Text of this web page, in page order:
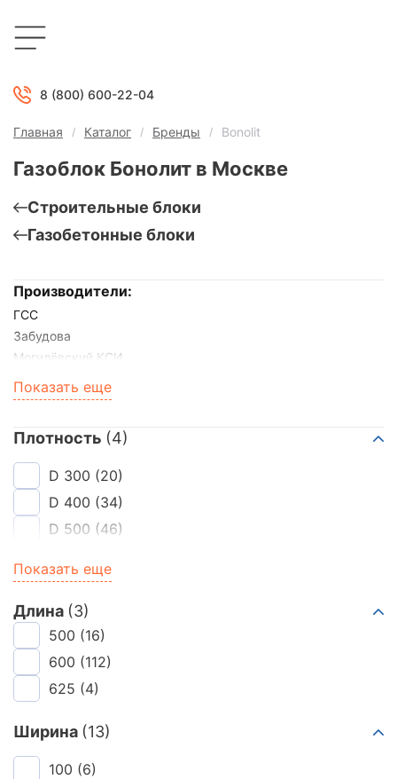
8 (800) 600-22-04
Главная Каталог Бренды Bonolit
Газоблок Бонолит в Москве
Строительные блоки
Газобетонные блоки
Производители:
ГСС
Забудова
Могилёвский КСИ
БЦК
ВК Блок
Иваново
Калужский газобетон Sibel
ЛСР
Poritep
Показать еще
Плотность (4)
D 300 (20)
D 400 (34)
D 500 (46)
Показать еще
Длина (3)
500 (16)
600 (112)
625 (4)
Ширина (13)
100 (6)